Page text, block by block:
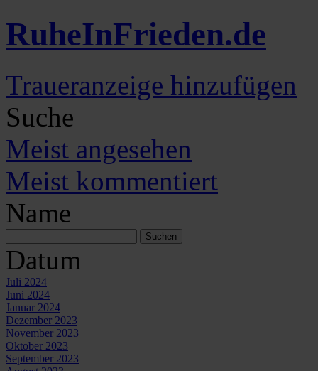
RuheInFrieden.de
Traueranzeige hinzufügen
Suche
Meist angesehen
Meist kommentiert
Name
Datum
Juli 2024
Juni 2024
Januar 2024
Dezember 2023
November 2023
Oktober 2023
September 2023